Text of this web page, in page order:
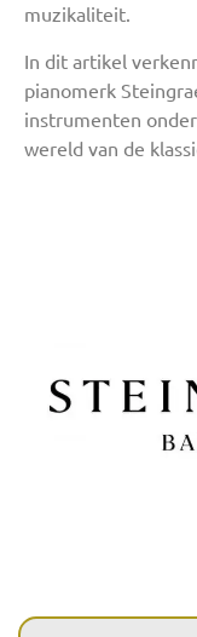
muzikaliteit.
In dit artikel
pianomerk
instrumenten
wereld van de